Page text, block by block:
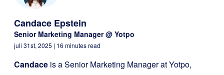
Candace Epstein
Senior Marketing Manager @ Yotpo
juli 31st, 2025 | 16 minutes read
Candace is a Senior Marketing Manager at Yotpo,